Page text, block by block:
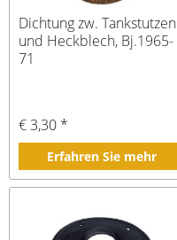
Dichtung zw. Tankstutzen
und Heckblech, Bj.1965-
71
€ 3,30 *
Erfahren Sie mehr